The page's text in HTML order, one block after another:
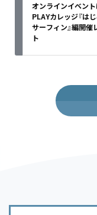
オンラインイベン
PLAYカレッジ『は
サーフィン』編開催
ト